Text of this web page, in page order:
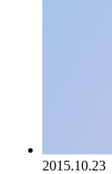
2015.10.23